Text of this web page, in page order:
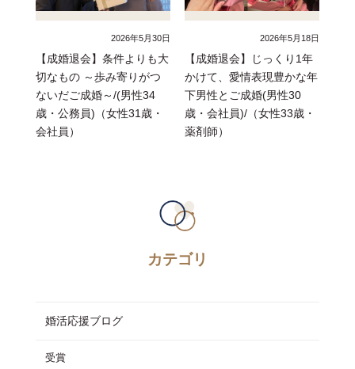
2026年5月30日
【成婚退会】条件よりも大
切なもの ～歩み寄りがつ
ないだご成婚～/(男性34
歳・公務員)（女性31歳・
会社員）
2026年5月18日
【成婚退会】じっくり1年
かけて、愛情表現豊かな年
下男性とご成婚(男性30
歳・会社員)/（女性33歳・
薬剤師）
カテゴリ
婚活応援ブログ
受賞